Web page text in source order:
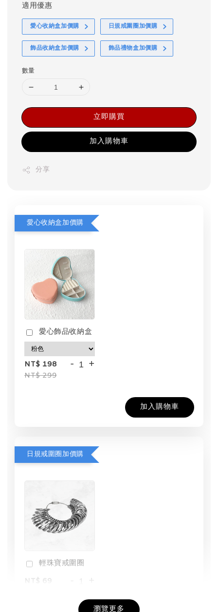
適用優惠
愛心收納盒加價購 日規戒圍圈加價購
飾品收納盒加價購 飾品禮物盒加價購
數量
立即購買
加入購物車
分享
愛心收納盒加價購
愛心飾品收納盒
NT$ 198
NT$ 299
- +
加入購物車
日規戒圍圈加價購
輕珠寶戒圍圈
NT$ 69
+
瀏覽更多